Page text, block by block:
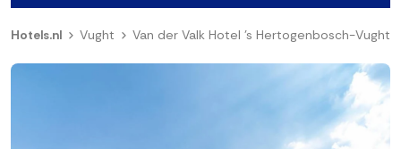
Hotels.nl Vught Van der Valk Hotel 's Hertogenbosch-Vught